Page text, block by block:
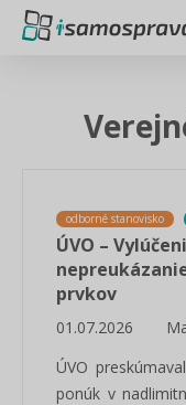
odborné stanovisko
ÚVO –
prvkov
01.07.2026
ÚVO
ponúk v